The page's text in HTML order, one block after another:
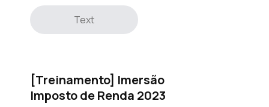
Text
[Treinamento] Imersão
Imposto de Renda 2023